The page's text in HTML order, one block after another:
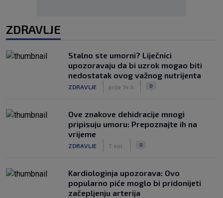
ZDRAVLJE
Stalno ste umorni? Liječnici
upozoravaju da bi uzrok mogao biti
nedostatak ovog važnog nutrijenta
ZDRAVLJE prije 14 h 0
Ove znakove dehidracije mnogi
pripisuju umoru: Prepoznajte ih na
vrijeme
ZDRAVLJE 7. kol. 0
Kardiologinja upozorava: Ovo
popularno piće moglo bi pridonijeti
začepljenju arterija